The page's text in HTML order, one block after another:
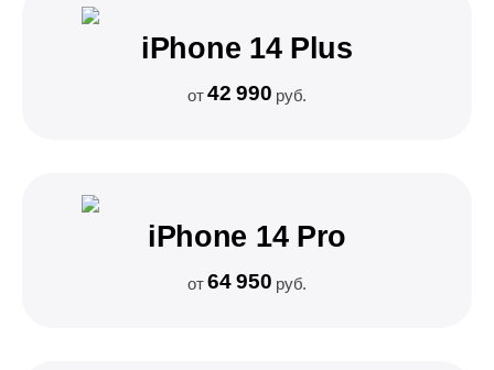
iPhone 14 Plus
от42 990 руб.
iPhone 14 Pro
от64 950 руб.